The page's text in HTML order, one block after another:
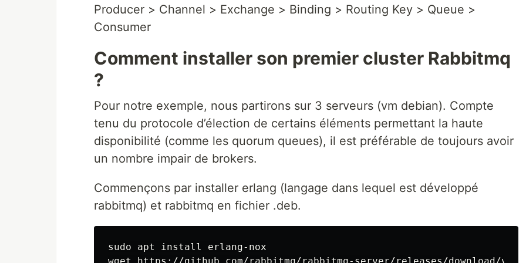
Producer > Channel > Exchange > Binding > Routing Key > Queue >
Consumer
Comment installer son premier cluster Rabbitmq
?
Pour notre exemple, nous partirons sur 3 serveurs (vm debian). Compte
tenu du protocole d’élection de certains éléments permettant la haute
disponibilité (comme les quorum queues), il est préférable de toujours avoir
un nombre impair de brokers.
Commençons par installer erlang (langage dans lequel est développé
rabbitmq) et rabbitmq en fichier .deb.
sudo apt install erlang-nox